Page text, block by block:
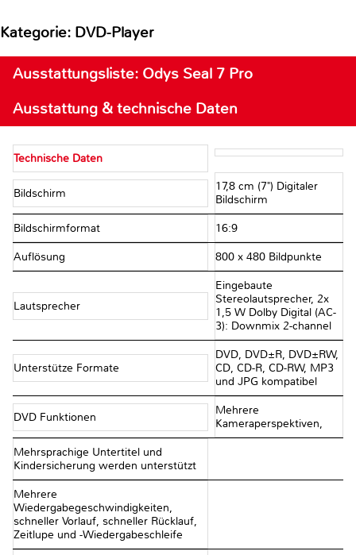
Kategorie: DVD-Player
Ausstattungsliste: Odys Seal 7 Pro
Ausstattung & technische Daten
Technische Daten
Bildschirm
17,8 cm (7") Digitaler
Bildschirm
Bildschirmformat 16:9
Auflösung 800 x 480 Bildpunkte
Lautsprecher
Eingebaute
Stereolautsprecher, 2x
1,5 W Dolby Digital (AC-
3): Downmix 2-channel
Unterstütze Formate
DVD, DVD±R, DVD±RW,
CD, CD-R, CD-RW, MP3
und JPG kompatibel
DVD Funktionen
Mehrere
Kameraperspektiven,
Mehrsprachige Untertitel und
Kindersicherung werden unterstützt
Mehrere
Wiedergabegeschwindigkeiten,
schneller Vorlauf, schneller Rücklauf,
Zeitlupe und -Wiedergabeschleife